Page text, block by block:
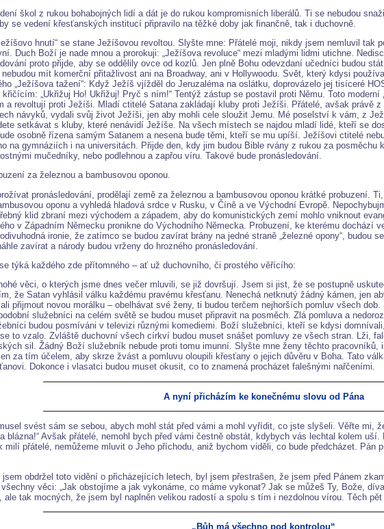
škol z rukou bohabojných lidí a dát je do rukou kompromisních liberálů. Ti se nebudou
se vedení křesťanských institucí připravilo na těžké doby jak finančně, tak i duchovně.
hnutí“ se stane Ježíšovou revoltou. Slyšte mne: Přátelé moji, nikdy jsem nemluvil
Duch Boží je nade mnou a prorokuji: „Ježíšova revoluce“ mezi mladými lidmi utichne.
proto přijde, aby se oddělily ovce od kozlů. Jen plně Bohu odevzdaní učedníci budou
mít komerční přitažlivost ani na Broadway, ani v Hollywoodu. Svět, který kdysi
„Ježíšova tažení“: Když Ježíš vjížděl do Jeruzaléma na oslátku, doprovázelo jej tisíceré
„Ukřižuj Ho! Ukřižuj! Pryč s ním!“ Tentýž zástup se postavil proti Němu. Toto
a revoltují proti Ježíši. Mladí ctitelé Satana zakládají kluby proti Ježíši. Přátelé, avšak právě
návyků, vydali svůj život Ježíši, jen aby mohli cele sloužit Jemu. Mé poselství k vám, z
setkávat s kluby, které nenávidí Ježíše. Na všech místech se najdou mladí lidé, kteří se
osobně řízena samým Satanem a nesena bude těmi, kteří se mu upíší. Ježíšovi ctitelé
na gymnáziích i na universitách. Přijde den, kdy jim budou Bible rvány z rukou za
mučedníky, nebo podlehnou a zapřou víru. Takové bude pronásledování.
za železnou a bambusovou oponou.
pronásledování, prodělají země za železnou a bambusovou oponou krátké probuzení.
oponu a vyhledá hladová srdce v Rusku, v Číně a ve Východní Evropě.
klid zbraní mezi východem a západem, aby do komunistických zemí mohlo vniknout
v Západním Německu pronikne do Východního Německa. Probuzení, ke kterému dochází
ironie, že zatímco se budou zavírat brány na jedné straně „železné opony“, budou
zavírat a národy budou vrženy do hrozného pronásledování.
týká každého zde přítomného – ať už duchovního, či prostého věřícího:
věci, o kterých jsme dnes večer mluvili, se již dovršují. Jsem si jist, že se postupně
že Satan vyhlásil válku každému pravému křesťanu. Nenechá netknutý žádný kámen, jen
přijmout novou morálku – obelhávat své ženy, ti budou terčem nejhorších pomluv všech
služebníci na celém světě se budou muset připravit na posměch. Zlá pomluva a
budou posmíváni v televizi různými komediemi. Boží služebníci, kteří se kdysi
to vzalo. Zvláště duchovní všech církví budou muset snášet pomluvy ze všech stran. Lži,
sil. Žádný Boží služebník nebude proti tomu imunní. Slyšte mne ženy těchto
za tím účelem, aby skrze žvást a pomluvu oloupili křesťany o jejich důvěru v Boha. Tato
Dokonce i vlasatci budou muset okusit, co to znamená procházet falešnými nařčeními.
A nyní přicházím ke konečnému slovu od Pána
svést sám se sebou, abych mohl stát před vámi a mohl vyřídit, co jste slyšeli. Věřte mi,
blázna!“ Avšak přátelé, nemohl bych před vámi čestně obstát, kdybych vás lechtal kolem
přátelé, nemůžeme mluvit o Jeho příchodu, aniž bychom viděli, co bude předcházet.
obdržel toto vidění o přicházejících letech, byl jsem přestrašen, že jsem před Pánem
věci: „Jak obstojíme a jak vykonáme, co máme vykonat? Jak se můžeš Ty, Bože,
tak mocných, že jsem byl naplněn velikou radostí a spolu s tím i nezdolnou vírou. Těch
„Bůh má všechno pod kontrolou“